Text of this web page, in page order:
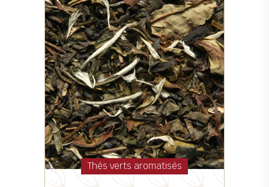
Thés verts aromatisés